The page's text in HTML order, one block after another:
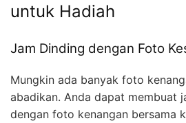
untuk Hadiah
Jam Dinding dengan Foto
Mungkin ada banyak foto
abadikan. Anda dapat membuat
dengan foto kenangan bersama